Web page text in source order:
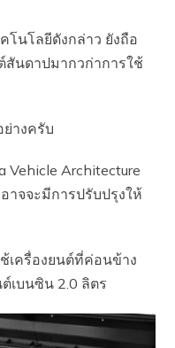
โนโลยีดังกล่าว ยังถือ
สันดาปมากวก่าการใช้
างครับ
Vehicle Architecture
าจจะมีการปรับปรุงให้
เครื่องยนต์ที่ค่อนข้าง
เบนซิน 2.0 ลิตร